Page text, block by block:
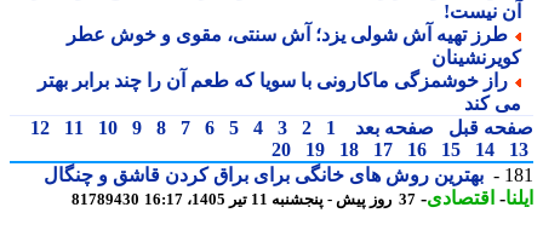
نیست!
طرز تهیه آش شولی یزد؛ آش سنتی، مقوی و خوش عطر
راز خوشمزگی ماکارونی با سویا که طعم آن را چند برابر بهتر
کند
قبل صفحه بعد 1
2
3
4
5
6
7
8
9
10
11
12
14
15
16
17
18
19
20
بهترین روش های خانگی برای براق کردن قاشق و چنگال
-اقتصادی-37 روز پیش - پنجشنبه 11 تیر 1405، 16:17 81789430